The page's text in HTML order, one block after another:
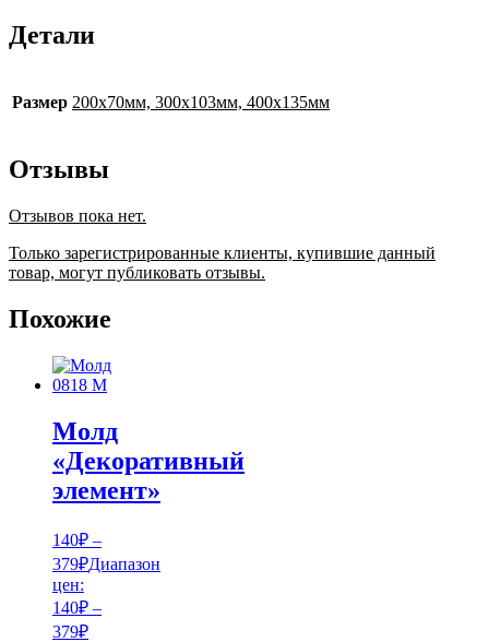
Детали
Размер 200х70мм, 300х103мм, 400х135мм
Отзывы
Отзывов пока нет.
Только зарегистрированные клиенты, купившие данный
товар, могут публиковать отзывы.
Похожие
Молд
«Декоративный
элемент»
140₽ –
379₽Диапазон
цен:
140₽ –
379₽